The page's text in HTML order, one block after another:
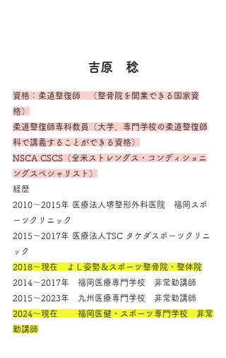
吉原　稔
資格：柔道整復師　（整骨院を開業できる国家資
格）
柔道整復師専科教員（大学、専門学校の柔道整復師
科で講義することができる資格）
NSCA CSCS（全米ストレングス・コンディショニ
ングスペシャリスト）
経歴
2010～2015年 医療法人堺整形外科医院　福岡スポ
ーツクリニック
2015～2017年 医療法人TSC タケダスポーツクリニ
ック
2018～現在　よし姿勢＆スポーツ整骨院・整体院
2014～2017年　福岡医療専門学校　非常勤講師
2015～2023年　九州医療専門学校　非常勤講師
2024～現在　　 福岡医健・スポーツ専門学校　非常
勤講師